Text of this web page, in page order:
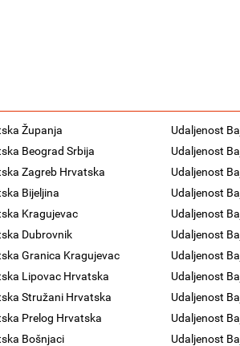
Županja
Udaljenost
Beograd Srbija
Udaljenost
Zagreb Hrvatska
Udaljenost
Bijeljina
Udaljenost
Kragujevac
Udaljenost
Dubrovnik
Udaljenost
Granica Kragujevac
Udaljenost
Lipovac Hrvatska
Udaljenost
Stružani Hrvatska
Udaljenost
Prelog Hrvatska
Udaljenost
Bošnjaci
Udaljenost